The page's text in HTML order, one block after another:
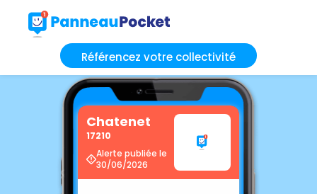
Référencez votre collectivité
Chatenet
17210
Alerte publiée le
30/06/2026